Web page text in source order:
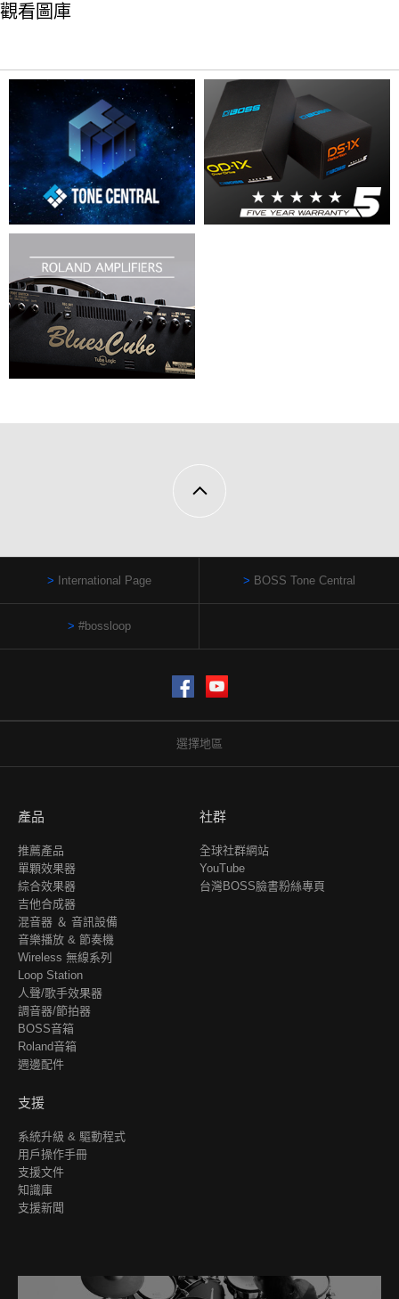
觀看圖庫
International Page BOSS Tone Central
#bossloop
Facebook
選擇地區
產品
推薦產品
單顆效果器
綜合效果器
吉他合成器
混音器 ＆ 音訊設備
音樂播放 & 節奏機
Wireless 無線系列
Loop Station
人聲/歌手效果器
調音器/節拍器
BOSS音箱
Roland音箱
週邊配件
社群
全球社群網站
YouTube
台灣BOSS臉書粉絲專頁
支援
系統升級 & 驅動程式
用戶操作手冊
支援文件
知識庫
支援新聞